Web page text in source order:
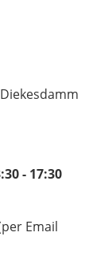
- 17:30
Email